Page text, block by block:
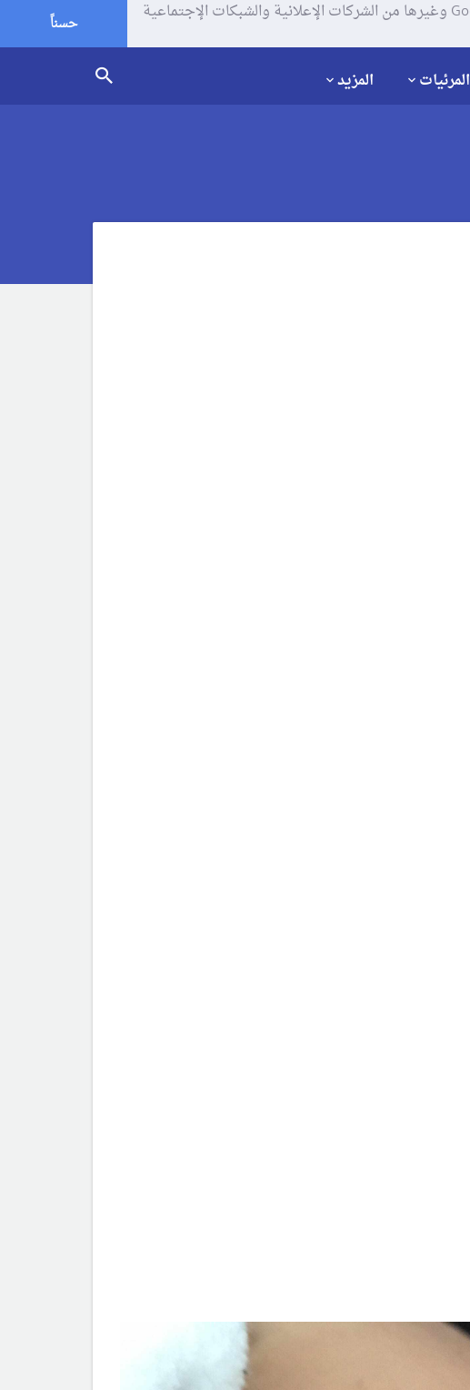
يستخدم موقعنا ملفات تعريف الإرتباط (الكوكيز) لتحليل زياراتك وإستخدامك للموقع و تتم مشاركة بعض المعلومات مع Google وغيرها من الشركات الإعلانية والشبكات الإجتماعية
حسناً
المرئيات المزيد